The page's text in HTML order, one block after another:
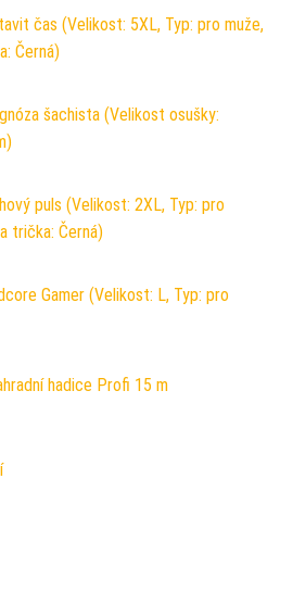
čas (Velikost: 5XL, Typ: pro muže,
Černá)
šachista (Velikost osušky:
puls (Velikost: 2XL, Typ: pro
trička: Černá)
Gamer (Velikost: L, Typ: pro
hadice Profi 15 m